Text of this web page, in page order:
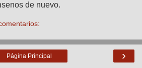
de nuevo.
›
Página Principal